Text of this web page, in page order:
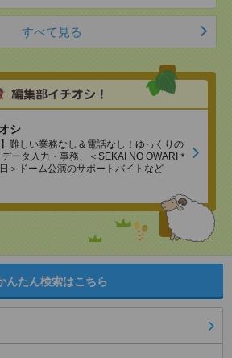
すべて見る
シ
】難しい業務なし＆電話なし！ゆっくりの
ータ入力・事務、＜SEKAI NO OWARI＊
＞ドーム公演のサポートバイトなど
んたん検索はこちら